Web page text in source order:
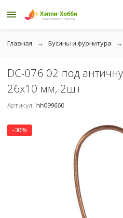
Главная Бусины и фурнитура
DC-076 02 под
26х10 мм, 2шт
Артикул: hh099660
-30%